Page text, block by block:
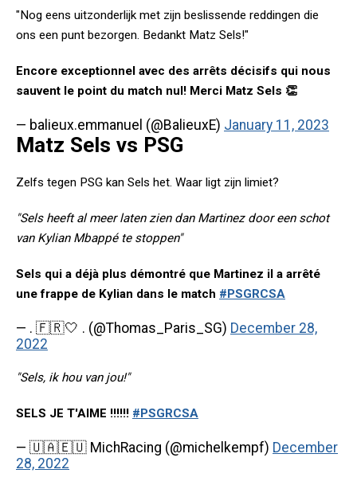
"Nog eens uitzonderlijk met zijn beslissende reddingen die
ons een punt bezorgen. Bedankt Matz Sels!"
Encore exceptionnel avec des arrêts décisifs qui nous
sauvent le point du match nul! Merci Matz Sels 👏
— balieux.emmanuel (@BalieuxE) January 11, 2023
Matz Sels vs PSG
Zelfs tegen PSG kan Sels het. Waar ligt zijn limiet?
"Sels heeft al meer laten zien dan Martinez door een schot
van Kylian Mbappé te stoppen"
Sels qui a déjà plus démontré que Martinez il a arrêté
une frappe de Kylian dans le match #PSGRCSA
— . 🇫🇷🤍 . (@Thomas_Paris_SG) December 28,
2022
"Sels, ik hou van jou!"
SELS JE T'AIME !!!!!! #PSGRCSA
— 🇺🇦🇪🇺 MichRacing (@michelkempf) December
28, 2022